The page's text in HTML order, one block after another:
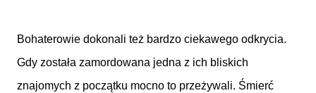
Bohaterowie dokonali też bardzo ciekawego odkrycia.
Gdy została zamordowana jedna z ich bliskich
znajomych z początku mocno to przeżywali. Śmierć